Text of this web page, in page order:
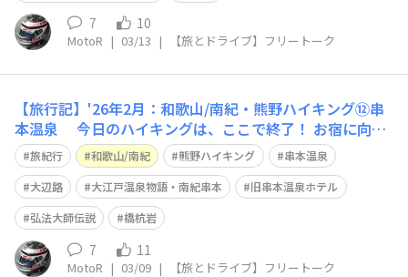
7 10
MotoR | 03/13 | 【旅とドライブ】フリートーク
【旅行記】'26年2月：和歌山/南紀・熊野ハイキング⑫串
本温泉 今日のハイキングは、ここで終了！ お宿に向か
う事となりますが、中辺路・本宮と言えば 熊野詣におい
て、湯垢離場として栄えた 日本最古の湯、と言われてい
る「湯の峰温泉」といきたいところ🙂 ですが、無情にも
バスに乗せられ… 向かった先
旅紀行 和歌山/南紀 熊野ハイキング
串本温泉
大辺路
大江戸温泉物語・南紀串本
旧串本温泉ホテル
弘法大師伝説
橋杭岩
7 11
MotoR | 03/09 | 【旅とドライブ】フリートーク